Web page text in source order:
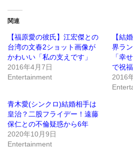
(新
し
い
ウ
ィ
ン
ド
ウ
ま
す)
ッ
ク
し
て
く
だ
さ
い
ウ
ィ
ン
ド
ウ
で
開
き
関連
【福原愛の彼氏】江宏傑との
台湾の文春2ショット画像が
かわいい「私の支えです」
2016年4月7日
Entertainment
【結
界ラ
「幸
で祝
2016
青木愛(シンクロ)結婚相手は
皇治？二股フライデー！遠藤
保仁との不倫疑惑から6年
2020年10月9日
Entertainment